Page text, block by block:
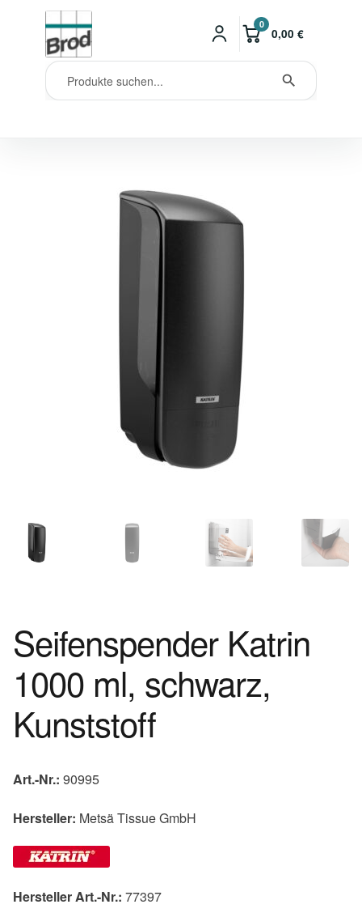
0
0,00 €
Seifenspender Katrin
1000 ml, schwarz,
Kunststoff
Art.-Nr.: 90995
Hersteller: Metsä Tissue GmbH
Hersteller Art.-Nr.: 77397